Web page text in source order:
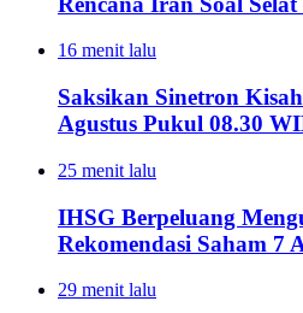
16 menit lalu
Saksikan Sinetron
Agustus Pukul 08.30
25 menit lalu
IHSG Berpeluang
Rekomendasi Saham 7
29 menit lalu